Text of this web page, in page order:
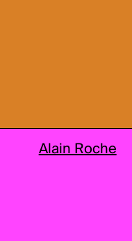
Alain Roche